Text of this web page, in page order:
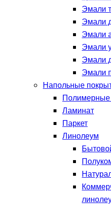
Эмали
Эмали
Эмали
Эмали
Эмали
Эмали
Напольные
Ламинат
Паркет
Линолеум